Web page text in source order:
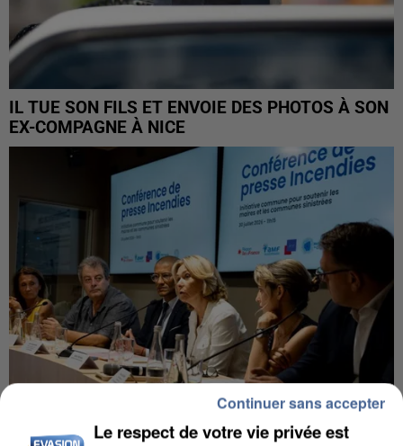
IL TUE SON FILS ET ENVOIE DES PHOTOS À SON
EX-COMPAGNE À NICE
Le respect de votre vie privée est
Continuer sans accepter